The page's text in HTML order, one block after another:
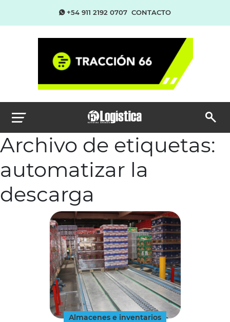
+54 911 2192 0707 CONTACTO
Archivo de etiquetas:
automatizar la
descarga
Almacenes e inventarios